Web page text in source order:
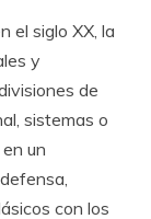
el siglo XX, la
y
de
sistemas o
un
con los